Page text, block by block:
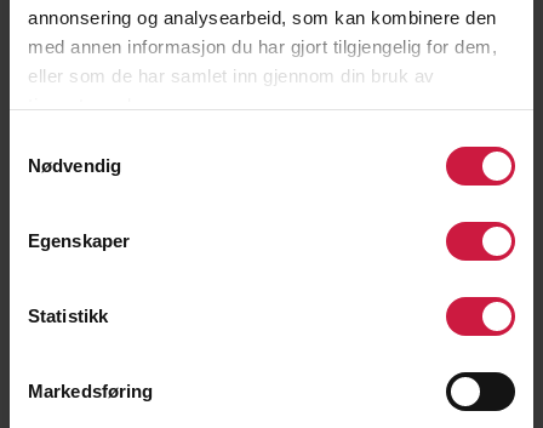
annonsering og analysearbeid, som kan kombinere den
med annen informasjon du har gjort tilgjengelig for dem,
eller som de har samlet inn gjennom din bruk av
tjenestene deres.
Nødvendig
Egenskaper
Statistikk
Markedsføring
Else-Marthe Lybekk, assisterende
Ida Njåtun, tidligere toppidrettsutøver og
Jorunn S. Borgen, professor, NIH